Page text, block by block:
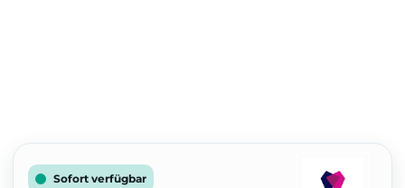
Sofort verfügbar